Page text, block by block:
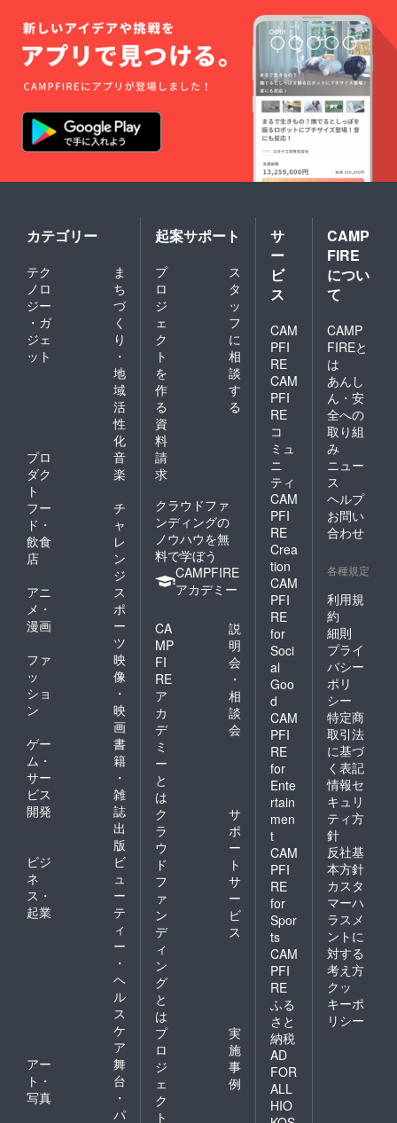
カテゴリー
テク
ノロ
ジー
・ガ
ジェ
ット
ま
ち
づ
く
り
・
地
域
活
性
化
プロ
ダク
ト
音
楽
フー
ド・
飲食
店
チ
ャ
レ
ン
ジ
アニ
メ・
漫画
ス
ポ
ー
ツ
ファ
ッ
ショ
ン
映
像
・
映
画
ゲー
ム・
サー
ビス
開発
書
籍
・
雑
誌
出
版
ビジ
ネ
ス・
起業
ビ
ュ
ー
テ
ィ
ー
・
ヘ
ル
ス
ケ
ア
アー
ト・
写真
舞
台
・
パ
起案サポート
プ
ロ
ジ
ェ
ク
ト
を
作
る
ス
タ
ッ
フ
に
相
談
す
る
資
料
請
求
クラウドファ
ンディングの
ノウハウを無
料で学ぼう
CAMPFIRE
アカデミー
CA
MP
FI
RE
ア
カ
デ
ミ
ー
と
は
説
明
会
・
相
談
会
ク
ラ
ウ
ド
フ
ァ
ン
デ
ィ
ン
グ
と
は
サ
ポ
ー
ト
サ
ー
ビ
ス
プ
ロ
ジ
ェ
ク
ト
実
施
事
例
サ
ー
ビ
ス
CAM
PFI
RE
CAM
PFI
RE
コ
ミュ
ニ
ティ
CAM
PFI
RE
Crea
tion
CAM
PFI
RE
for
Soci
al
Goo
d
CAM
PFI
RE
for
Ente
rtain
men
t
CAM
PFI
RE
for
Spor
ts
CAM
PFI
RE
ふる
さと
納税
AD
FOR
ALL
HIO
CAMP
FIRE
につい
て
CAMP
FIREと
は
あんし
ん・安
全への
取り組
み
ニュー
ス
ヘルプ
お問い
合わせ
各種規定
利用規
約
細則
プライ
バシー
ポリ
シー
特定商
取引法
に基づ
く表記
情報セ
キュリ
ティ方
針
反社基
本方針
カスタ
マーハ
ラスメ
ントに
対する
考え方
クッ
キーポ
リシー